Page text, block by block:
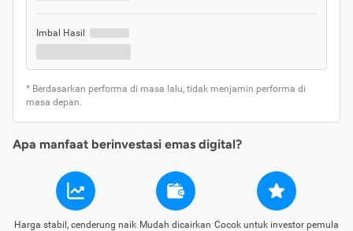
Imbal Hasil
* Berdasarkan performa di masa lalu, tidak menjamin performa di
masa depan.
Apa manfaat berinvestasi emas digital?
Harga stabil, cenderung naik Mudah dicairkan Cocok untuk investor pemula